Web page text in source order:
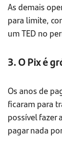
As demais
para limite,
um TED no
3. O Pix é
Os anos de
ficaram para
possível fazer
pagar nada